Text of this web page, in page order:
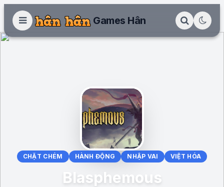
Games Hân
CHẶT CHÉM HÀNH ĐỘNG NHẬP VAI VIỆT HÓA
Blasphemous